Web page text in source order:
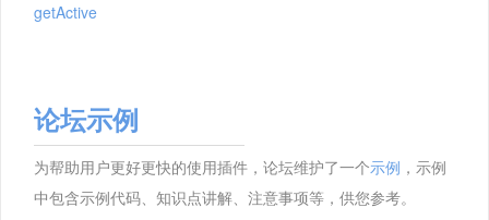
getActive
论坛示例
为帮助用户更好更快的使用插件，论坛维护了一个示例 ，示例
中包含示例代码、知识点讲解、注意事项等，供您参考。